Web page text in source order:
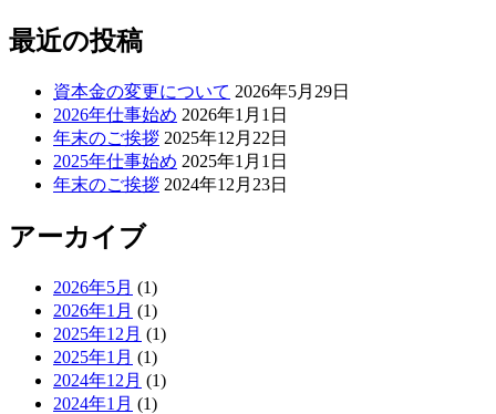
最近の投稿
資本金の変更について 2026年5月29日
2026年仕事始め 2026年1月1日
年末のご挨拶 2025年12月22日
2025年仕事始め 2025年1月1日
年末のご挨拶 2024年12月23日
アーカイブ
2026年5月 (1)
2026年1月 (1)
2025年12月 (1)
2025年1月 (1)
2024年12月 (1)
2024年1月 (1)